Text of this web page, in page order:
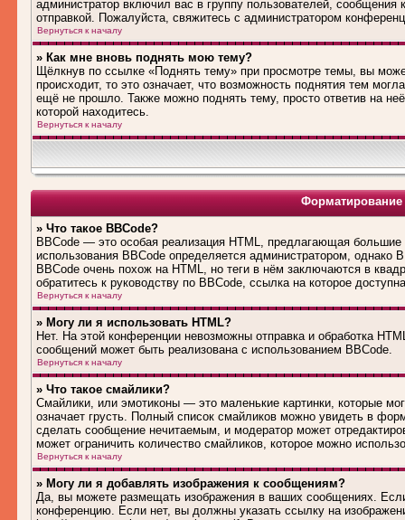
администратор включил вас в группу пользователей,
отправкой. Пожалуйста, свяжитесь с администратором
Вернуться к началу
» Как мне вновь поднять мою тему?
Щёлкнув по ссылке «Поднять тему» при просмотре темы, вы
происходит, то это означает, что возможность поднятия тем
ещё не прошло. Также можно поднять тему, просто ответив на
которой находитесь.
Вернуться к началу
» Что такое BBCode?
BBCode — это особая реализация HTML, предлагающая
использования BBCode определяется администратором,
BBCode очень похож на HTML, но теги в нём заключаются в
обратитесь к руководству по BBCode, ссылка на которое
Вернуться к началу
» Могу ли я использовать HTML?
Нет. На этой конференции невозможны отправка и обработка
сообщений может быть реализована с использованием BBCode.
Вернуться к началу
» Что такое смайлики?
Смайлики, или эмотиконы — это маленькие картинки, которые
означает грусть. Полный список смайликов можно увидеть в
сделать сообщение нечитаемым, и модератор может
может ограничить количество смайликов, которое можно
Вернуться к началу
» Могу ли я добавлять изображения к сообщениям?
Да, вы можете размещать изображения в ваших сообщениях.
конференцию. Если нет, вы должны указать ссылку на